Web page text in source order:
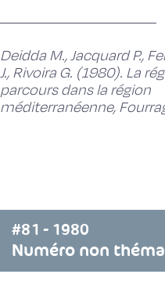
Deidda M., Jacquard P.,
J., Rivoira G. (1980). La
parcours dans la région
méditerranéenne,
#81 - 1980
Numéro non